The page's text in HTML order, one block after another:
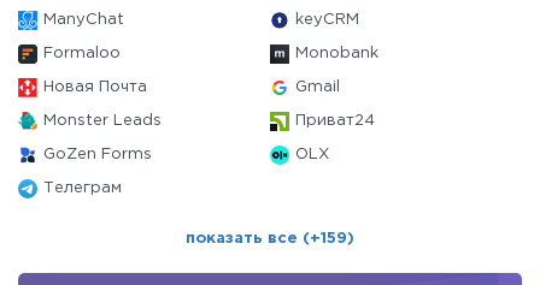
ManyChat keyCRM
Formaloo Monobank
Новая Почта Gmail
Monster Leads Приват24
GoZen Forms OLX
Телеграм
показать все (+159)